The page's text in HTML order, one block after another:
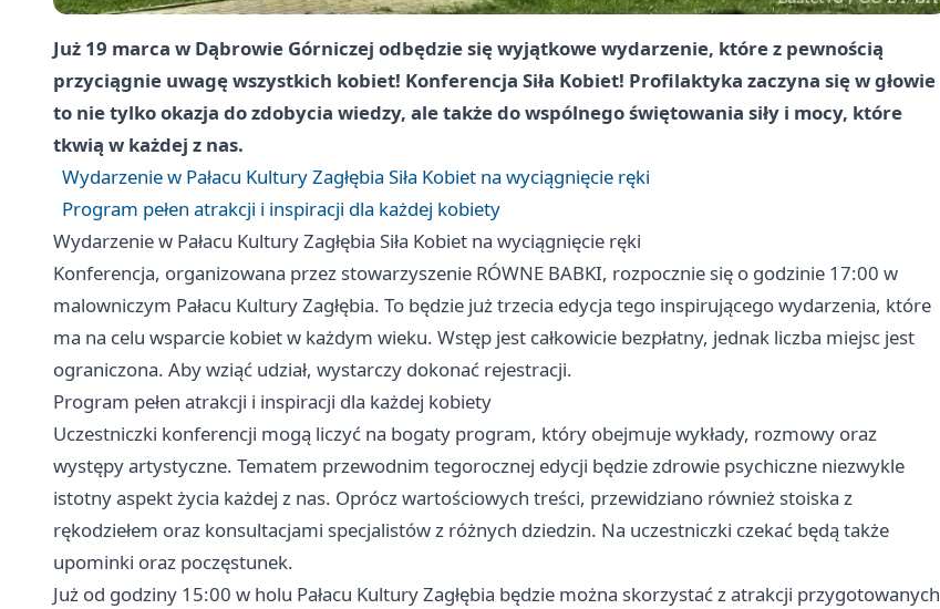
Już 19 marca w Dąbrowie Górniczej odbędzie się wyjątkowe wydarzenie, które z pewnością
przyciągnie uwagę wszystkich kobiet! Konferencja Siła Kobiet! Profilaktyka zaczyna się w głowie
to nie tylko okazja do zdobycia wiedzy, ale także do wspólnego świętowania siły i mocy, które
tkwią w każdej z nas.
Wydarzenie w Pałacu Kultury Zagłębia Siła Kobiet na wyciągnięcie ręki
Program pełen atrakcji i inspiracji dla każdej kobiety
Wydarzenie w Pałacu Kultury Zagłębia Siła Kobiet na wyciągnięcie ręki
Konferencja, organizowana przez stowarzyszenie RÓWNE BABKI, rozpocznie się o godzinie 17:00 w
malowniczym Pałacu Kultury Zagłębia. To będzie już trzecia edycja tego inspirującego wydarzenia, które
ma na celu wsparcie kobiet w każdym wieku. Wstęp jest całkowicie bezpłatny, jednak liczba miejsc jest
ograniczona. Aby wziąć udział, wystarczy dokonać rejestracji.
Program pełen atrakcji i inspiracji dla każdej kobiety
Uczestniczki konferencji mogą liczyć na bogaty program, który obejmuje wykłady, rozmowy oraz
występy artystyczne. Tematem przewodnim tegorocznej edycji będzie zdrowie psychiczne niezwykle
istotny aspekt życia każdej z nas. Oprócz wartościowych treści, przewidziano również stoiska z
rękodziełem oraz konsultacjami specjalistów z różnych dziedzin. Na uczestniczki czekać będą także
upominki oraz poczęstunek.
Już od godziny 15:00 w holu Pałacu Kultury Zagłębia będzie można skorzystać z atrakcji przygotowanych